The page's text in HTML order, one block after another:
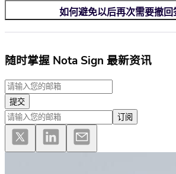
如何避免以后再次需要撤回
随时掌握 Nota Sign 最新资讯
提交
订阅